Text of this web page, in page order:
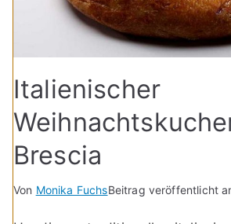
Italienischer
Brescia
Von Monika FuchsBeitrag veröffentlicht